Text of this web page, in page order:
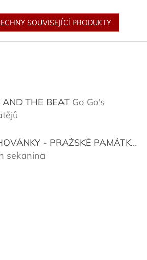
SOUVISEJÍCÍ PRODUKTY
AND THE BEAT Go Go's
je 5 z 5 hvězdiček.
VYSTŘIHOVÁNKY - PRAŽSKÉ PAMÁTKY
je 5 z 5 hvězdiček.
sekanina